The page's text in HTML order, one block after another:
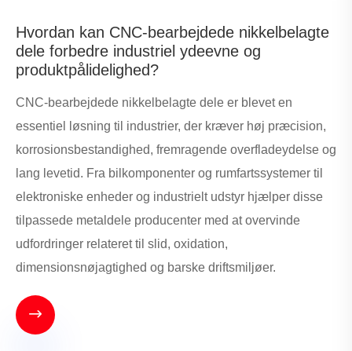
Hvordan kan CNC-bearbejdede nikkelbelagte
dele forbedre industriel ydeevne og
produktpålidelighed?
CNC-bearbejdede nikkelbelagte dele er blevet en
essentiel løsning til industrier, der kræver høj præcision,
korrosionsbestandighed, fremragende overfladeydelse og
lang levetid. Fra bilkomponenter og rumfartssystemer til
elektroniske enheder og industrielt udstyr hjælper disse
tilpassede metaldele producenter med at overvinde
udfordringer relateret til slid, oxidation,
dimensionsnøjagtighed og barske driftsmiljøer.
